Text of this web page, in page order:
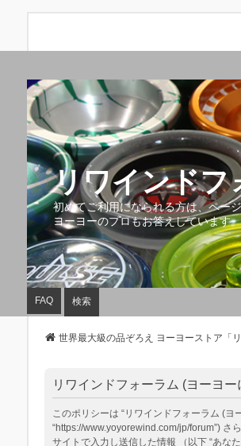
リワインドフ
初めてご利用になられる方は、ペー
ヨーヨーのプロもお答えしています
FAQ 検索
世界最大級の品ぞろえ ヨーヨーストア「リ
リワインドフォーラム (ヨーヨ
このポリシーは “リワインドフォーラム (ヨ
“https://www.yoyorewind.com/jp/forum”) さ
サイトで入力し送信した情報 （以下 “あな